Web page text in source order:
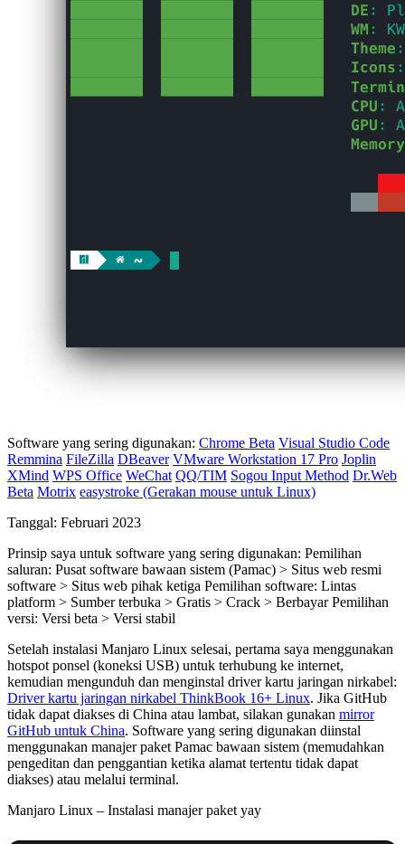
Software yang sering digunakan: Chrome Beta Visual Studio Code
Remmina FileZilla DBeaver VMware Workstation 17 Pro Joplin
XMind WPS Office WeChat QQ/TIM Sogou Input Method Dr.Web
Beta Motrix easystroke (Gerakan mouse untuk Linux)
Tanggal: Februari 2023
Prinsip saya untuk software yang sering digunakan: Pemilihan
saluran: Pusat software bawaan sistem (Pamac) > Situs web resmi
software > Situs web pihak ketiga Pemilihan software: Lintas
platform > Sumber terbuka > Gratis > Crack > Berbayar Pemilihan
versi: Versi beta > Versi stabil
Setelah instalasi Manjaro Linux selesai, pertama saya menggunakan
hotspot ponsel (koneksi USB) untuk terhubung ke internet,
kemudian mengunduh dan menginstal driver kartu jaringan nirkabel:
Driver kartu jaringan nirkabel ThinkBook 16+ Linux. Jika GitHub
tidak dapat diakses di China atau lambat, silakan gunakan mirror
GitHub untuk China. Software yang sering digunakan diinstal
menggunakan manajer paket Pamac bawaan sistem (memudahkan
pengeditan dan penggantian ketika alamat tertentu tidak dapat
diakses) atau melalui terminal.
Manjaro Linux – Instalasi manajer paket yay